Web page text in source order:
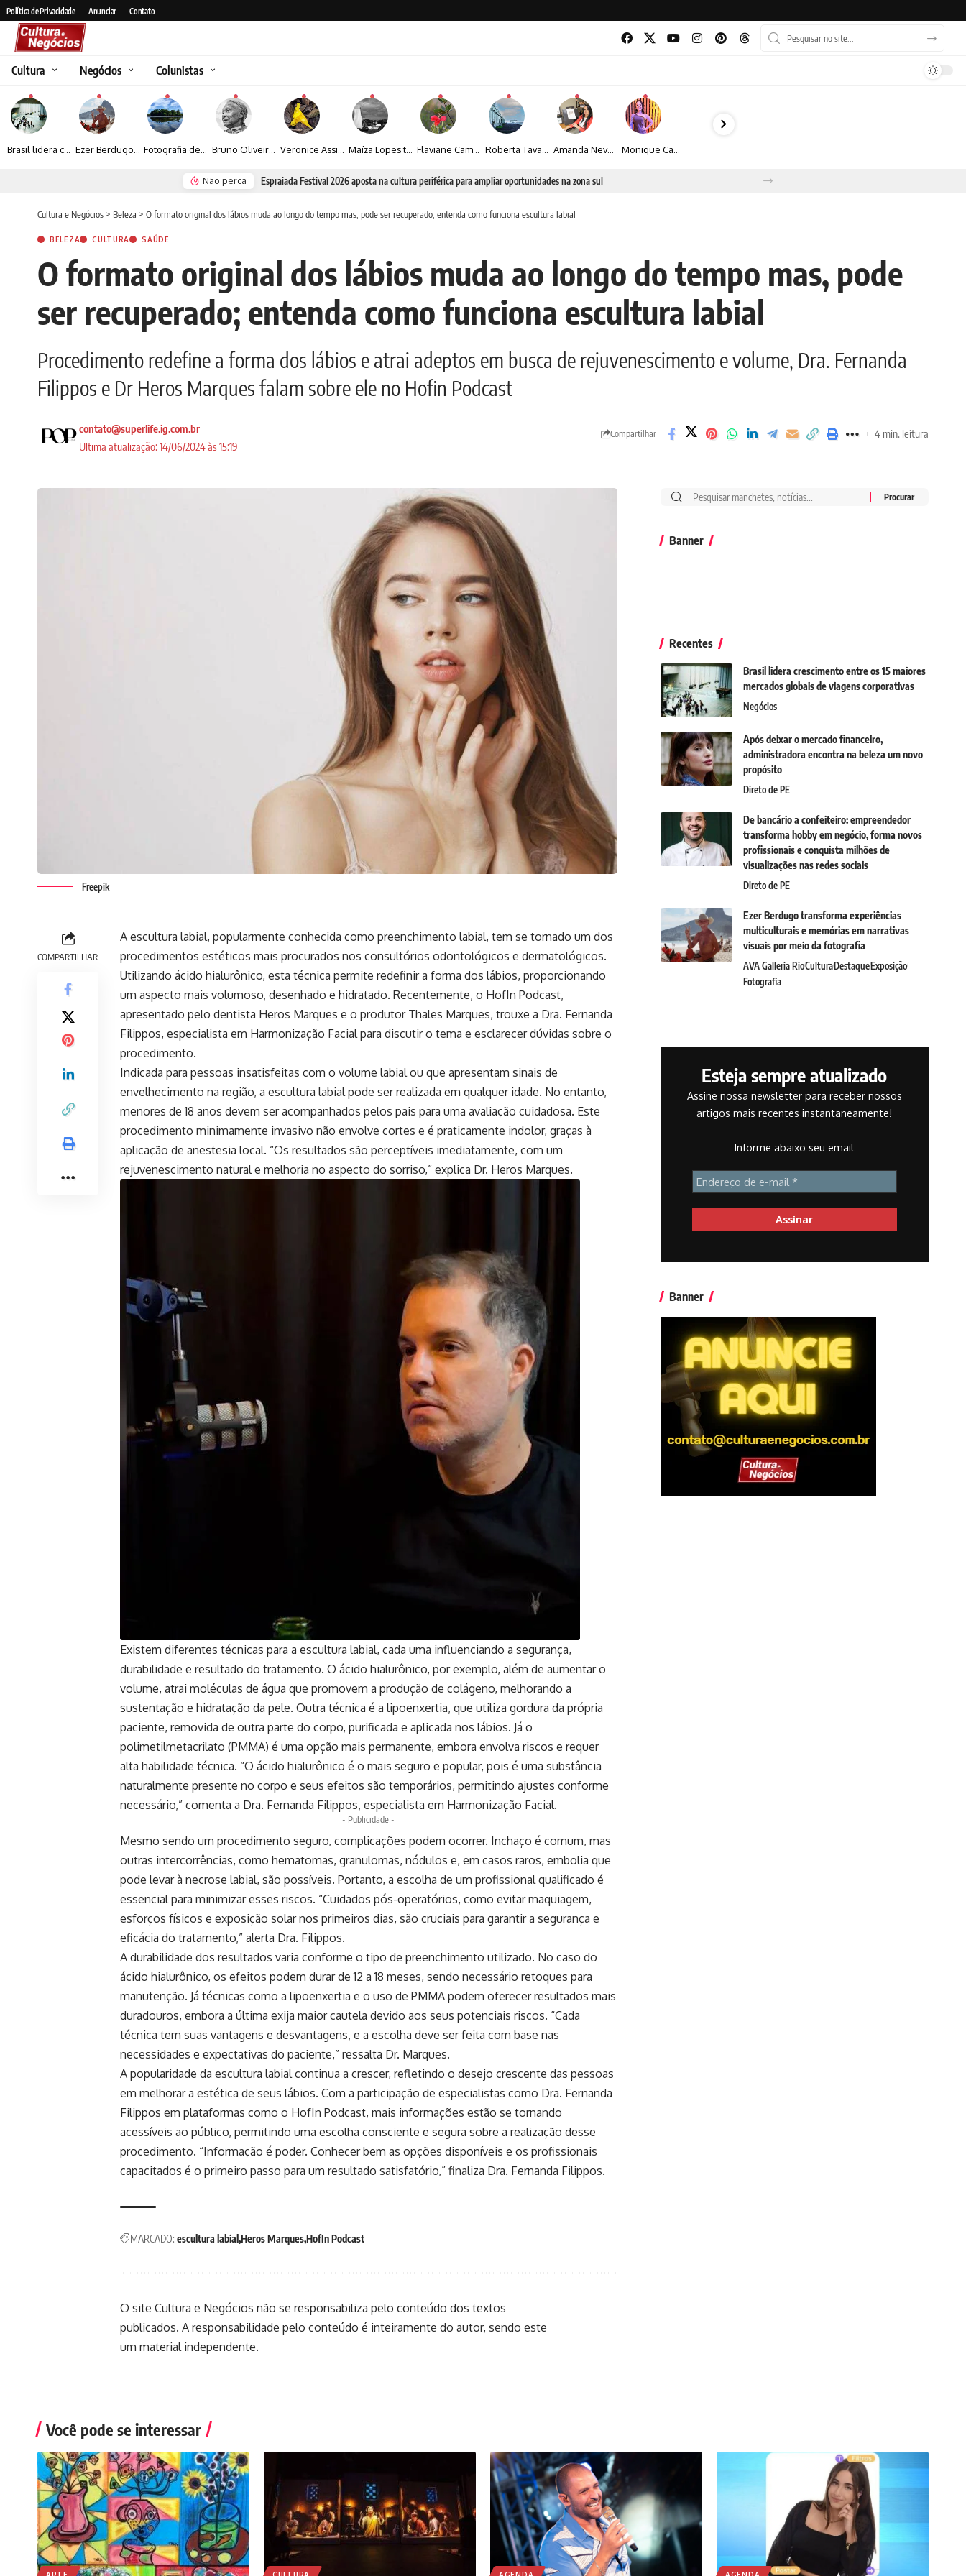
Política de Privacidade Anunciar Contato
Cultura Negócios Colunistas
Brasil lidera crescimento entre os 15 maiores mercados globais de viagens corporativas Ezer Berdugo transforma experiências multiculturais e memórias em narrativas visuais por meio da fotografia Fotografia de Fátima Carlini transforma paisagens naturais em experiências de contemplação Bruno Oliveira retrata o cotidiano urbano por meio da fotografia em preto e branco Veronice Assini Saes transforma a natureza em fotografias marcadas pela sensibilidade Maíza Lopes transforma cultura popular baiana em narrativas fotográficas Flaviane Campos transforma natureza, espiritualidade e sensibilidade em narrativas fotográficas Roberta Tavares transforma a fotografia em obras de arte marcadas pela sensibilidade e sofisticação Amanda Neves transforma a beleza da natureza em obras realistas repletas de sensibilidade Monique Camacho é homenageada no Prêmio Gênios da Atualidade 2026
Não perca Espraiada Festival 2026 aposta na cultura periférica para ampliar oportunidades na zona sul
Cultura e Negócios > Beleza > O formato original dos lábios muda ao longo do tempo mas, pode ser recuperado; entenda como funciona escultura labial
BELEZA CULTURA SAÚDE
O formato original dos lábios muda ao longo do tempo mas, pode
ser recuperado; entenda como funciona escultura labial
Procedimento redefine a forma dos lábios e atrai adeptos em busca de rejuvenescimento e volume, Dra. Fernanda
Filippos e Dr Heros Marques falam sobre ele no Hofin Podcast
Ultima atualização: 14/06/2024 às 15:19
contato@superlife.ig.com.br Compartilhar 4 min. leitura
Freepik
COMPARTILHAR
A escultura labial, popularmente conhecida como preenchimento labial, tem se tornado um dos
procedimentos estéticos mais procurados nos consultórios odontológicos e dermatológicos.
Utilizando ácido hialurônico, esta técnica permite redefinir a forma dos lábios, proporcionando
um aspecto mais volumoso, desenhado e hidratado. Recentemente, o HofIn Podcast,
apresentado pelo dentista Heros Marques e o produtor Thales Marques, trouxe a Dra. Fernanda
Filippos, especialista em Harmonização Facial para discutir o tema e esclarecer dúvidas sobre o
procedimento.
Indicada para pessoas insatisfeitas com o volume labial ou que apresentam sinais de
envelhecimento na região, a escultura labial pode ser realizada em qualquer idade. No entanto,
menores de 18 anos devem ser acompanhados pelos pais para uma avaliação cuidadosa. Este
procedimento minimamente invasivo não envolve cortes e é praticamente indolor, graças à
aplicação de anestesia local. “Os resultados são perceptíveis imediatamente, com um
rejuvenescimento natural e melhoria no aspecto do sorriso,” explica Dr. Heros Marques.
Existem diferentes técnicas para a escultura labial, cada uma influenciando a segurança,
durabilidade e resultado do tratamento. O ácido hialurônico, por exemplo, além de aumentar o
volume, atrai moléculas de água que promovem a produção de colágeno, melhorando a
sustentação e hidratação da pele. Outra técnica é a lipoenxertia, que utiliza gordura da própria
paciente, removida de outra parte do corpo, purificada e aplicada nos lábios. Já o
polimetilmetacrilato (PMMA) é uma opção mais permanente, embora envolva riscos e requer
alta habilidade técnica. “O ácido hialurônico é o mais seguro e popular, pois é uma substância
naturalmente presente no corpo e seus efeitos são temporários, permitindo ajustes conforme
necessário,” comenta a Dra. Fernanda Filippos, especialista em Harmonização Facial.
- Publicidade -
Mesmo sendo um procedimento seguro, complicações podem ocorrer. Inchaço é comum, mas
outras intercorrências, como hematomas, granulomas, nódulos e, em casos raros, embolia que
pode levar à necrose labial, são possíveis. Portanto, a escolha de um profissional qualificado é
essencial para minimizar esses riscos. “Cuidados pós-operatórios, como evitar maquiagem,
esforços físicos e exposição solar nos primeiros dias, são cruciais para garantir a segurança e
eficácia do tratamento,” alerta Dra. Filippos.
A durabilidade dos resultados varia conforme o tipo de preenchimento utilizado. No caso do
ácido hialurônico, os efeitos podem durar de 12 a 18 meses, sendo necessário retoques para
manutenção. Já técnicas como a lipoenxertia e o uso de PMMA podem oferecer resultados mais
duradouros, embora a última exija maior cautela devido aos seus potenciais riscos. “Cada
técnica tem suas vantagens e desvantagens, e a escolha deve ser feita com base nas
necessidades e expectativas do paciente,” ressalta Dr. Marques.
A popularidade da escultura labial continua a crescer, refletindo o desejo crescente das pessoas
em melhorar a estética de seus lábios. Com a participação de especialistas como Dra. Fernanda
Filippos em plataformas como o HofIn Podcast, mais informações estão se tornando
acessíveis ao público, permitindo uma escolha consciente e segura sobre a realização desse
procedimento. “Informação é poder. Conhecer bem as opções disponíveis e os profissionais
capacitados é o primeiro passo para um resultado satisfatório,” finaliza Dra. Fernanda Filippos.
MARCADO: escultura labial Heros MarquesHofIn Podcast
O site Cultura e Negócios não se responsabiliza pelo conteúdo dos textos
publicados. A responsabilidade pelo conteúdo é inteiramente do autor, sendo este
um material independente.
Banner
Recentes
Brasil lidera crescimento entre os 15 maiores
mercados globais de viagens corporativas
Negócios
Após deixar o mercado financeiro,
administradora encontra na beleza um novo
propósito
Direto de PE
De bancário a confeiteiro: empreendedor
transforma hobby em negócio, forma novos
profissionais e conquista milhões de
visualizações nas redes sociais
Direto de PE
Ezer Berdugo transforma experiências
multiculturais e memórias em narrativas
visuais por meio da fotografia
AVA Galleria RioCulturaDestaqueExposição
Fotografia
Esteja sempre atualizado
Assine nossa newsletter para receber nossos
artigos mais recentes instantaneamente!
Informe abaixo seu email
Banner
Você pode se interessar